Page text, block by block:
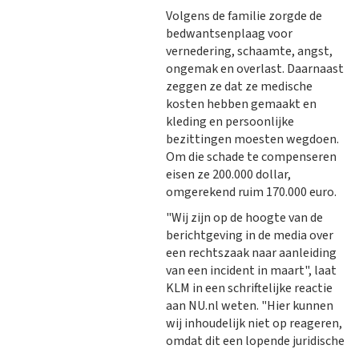
Volgens de familie zorgde de
bedwantsenplaag voor
vernedering, schaamte, angst,
ongemak en overlast. Daarnaast
zeggen ze dat ze medische
kosten hebben gemaakt en
kleding en persoonlijke
bezittingen moesten wegdoen.
Om die schade te compenseren
eisen ze 200.000 dollar,
omgerekend ruim 170.000 euro.
"Wij zijn op de hoogte van de
berichtgeving in de media over
een rechtszaak naar aanleiding
van een incident in maart", laat
KLM in een schriftelijke reactie
aan NU.nl weten. "Hier kunnen
wij inhoudelijk niet op reageren,
omdat dit een lopende juridische